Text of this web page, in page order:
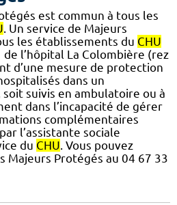
est commun à tous les
. Un service de Majeurs
les établissements du CHU
l’hôpital La Colombière (rez
d’une mesure de protection
dans un
, soit suivis en ambulatoire ou à
dans l’incapacité de gérer
complémentaires
l’assistante sociale
du CHU . Vous pouvez
Majeurs Protégés au 04 67 33